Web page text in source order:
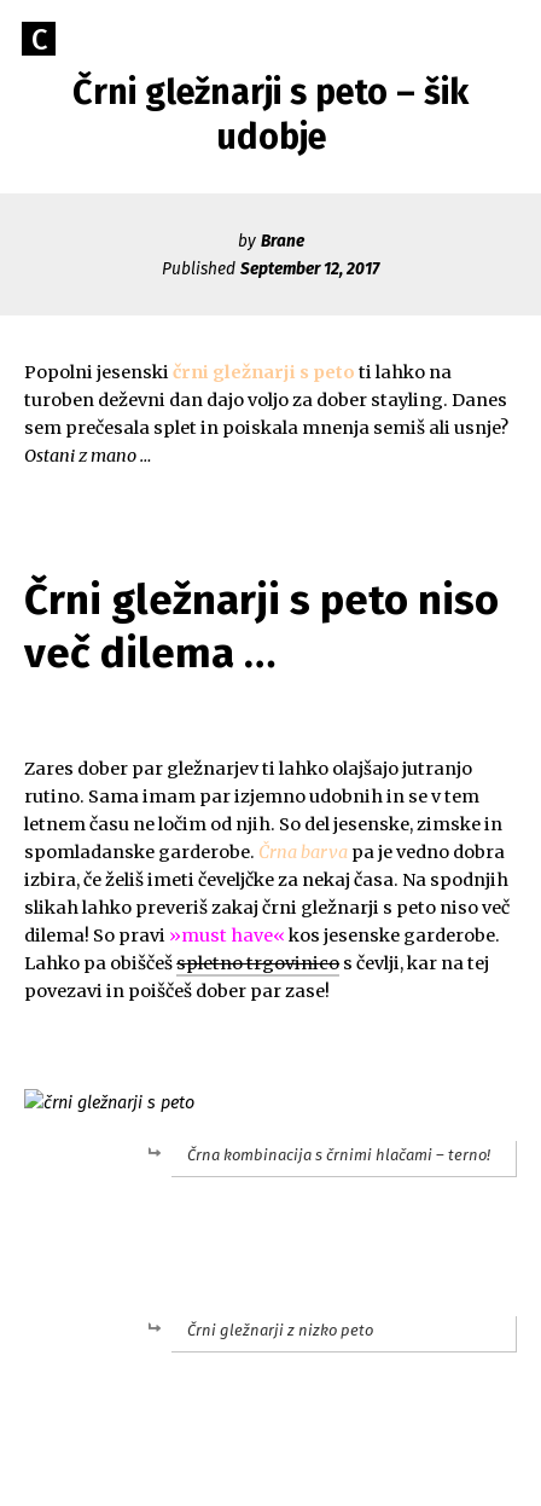
Go
C
CAERUS
Caerus
Blog
Črni gležnarji s peto – šik
udobje
by Brane
Published September 12, 2017
Popolni jesenskičrni gležnarji s peto ti lahko na
turoben deževni dan dajo voljo za dober stayling. Danes
sem prečesala splet in poiskala mnenja semiš ali usnje?
Ostani z mano …
Črni gležnarji s peto niso
več dilema …
Zares dober par gležnarjev ti lahko olajšajo jutranjo
rutino. Sama imam par izjemno udobnih in se v tem
letnem času ne ločim od njih. So del jesenske, zimske in
spomladanske garderobe. Črna barva pa je vedno dobra
izbira, če želiš imeti čeveljčke za nekaj časa. Na spodnjih
slikah lahko preveriš zakaj črni gležnarji s peto niso več
dilema! So pravi »must have« kos jesenske garderobe.
Lahko pa obiščešspletno trgovinicos čevlji, kar na tej
povezavi in poiščeš dober par zase!
Črna kombinacija s črnimi hlačami – terno!
Črni gležnarji z nizko peto